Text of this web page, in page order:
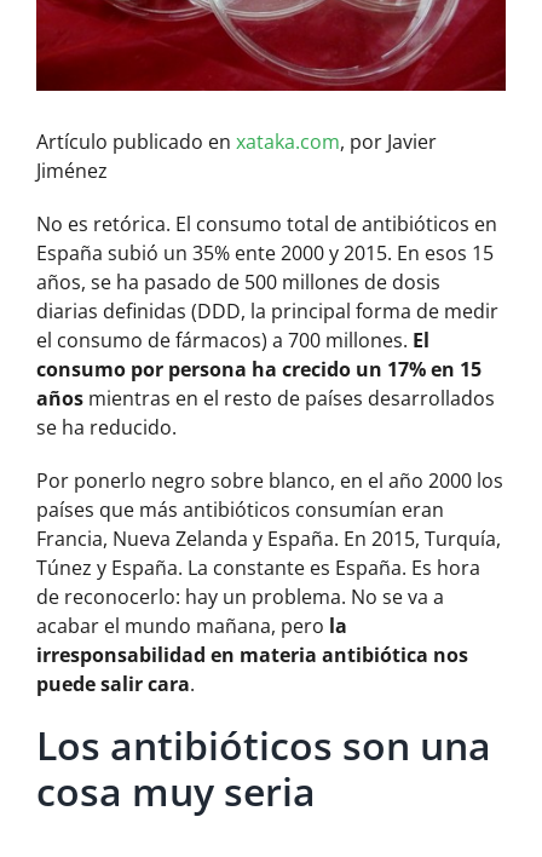
Artículo publicado en xataka.com, por Javier
Jiménez
No es retórica. El consumo total de antibióticos en
España subió un 35% ente 2000 y 2015. En esos 15
años, se ha pasado de 500 millones de dosis
diarias definidas (DDD, la principal forma de medir
el consumo de fármacos) a 700 millones. El
consumo por persona ha crecido un 17% en 15
años mientras en el resto de países desarrollados
se ha reducido.
Por ponerlo negro sobre blanco, en el año 2000 los
países que más antibióticos consumían eran
Francia, Nueva Zelanda y España. En 2015, Turquía,
Túnez y España. La constante es España. Es hora
de reconocerlo: hay un problema. No se va a
acabar el mundo mañana, pero la
irresponsabilidad en materia antibiótica nos
puede salir cara.
Los antibióticos son una
cosa muy seria